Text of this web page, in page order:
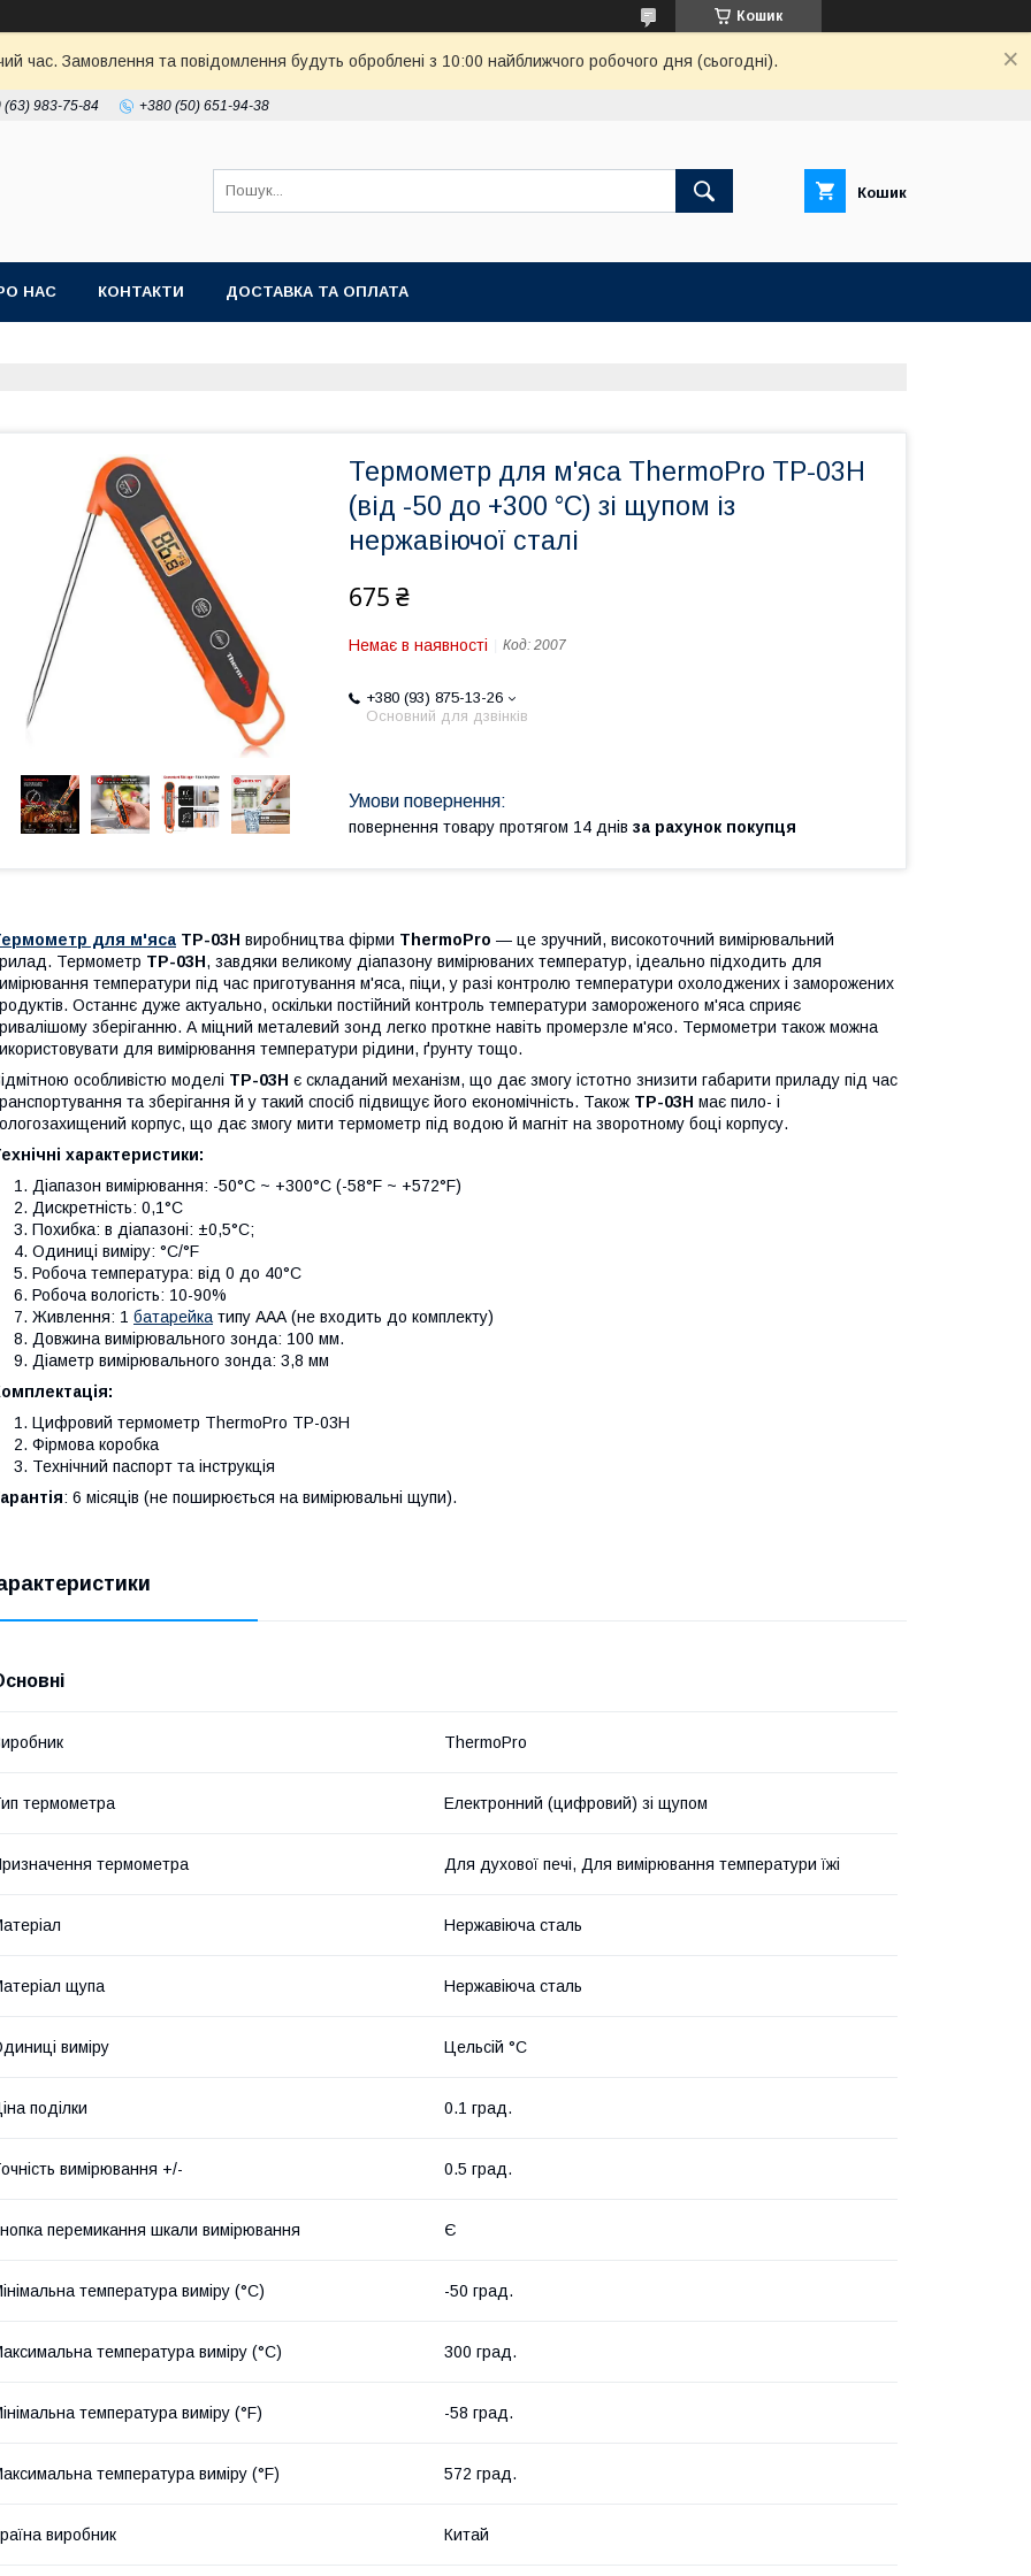
Кошик
час. Замовлення та повідомлення будуть оброблені з 10:00 найближчого робочого дня (сьогодні).
(63) 983-75-84 +380 (50) 651-94-38
Кошик
НАС КОНТАКТИ ДОСТАВКА ТА ОПЛАТА
Термометр для м'яса ThermoPro TP-03H
(від -50 до +300 °C) зі щупом із
нержавіючої сталі
675 ₴
Немає в наявності Код: 2007
+380 (93) 875-13-26
Основний для дзвінків
повернення товару протягом 14 днів за рахунок покупця
для м'яса TP-03H виробництва фірми ThermoPro — це зручний, високоточний вимірювальний
Термометр TP-03H, завдяки великому діапазону вимірюваних температур, ідеально підходить для
температури під час приготування м'яса, піци, у разі контролю температури охолоджених і заморожених
Останнє дуже актуально, оскільки постійний контроль температури замороженого м'яса сприяє
зберіганню. А міцний металевий зонд легко проткне навіть промерзле м'ясо. Термометри також можна
для вимірювання температури рідини, ґрунту тощо.
особливістю моделі TP-03H є складаний механізм, що дає змогу істотно знизити габарити приладу під час
та зберігання й у такий спосіб підвищує його економічність. Також TP-03H має пило- і
корпус, що дає змогу мити термометр під водою й магніт на зворотному боці корпусу.
характеристики:
Діапазон вимірювання: -50°С ~ +300°С (-58°F ~ +572°F)
Дискретність: 0,1°С
Похибка: в діапазоні: ±0,5°С;
Одиниці виміру: °С/°F
Робоча температура: від 0 до 40°С
Робоча вологість: 10-90%
Живлення: 1 батарейкатипу ААА (не входить до комплекту)
Довжина вимірювального зонда: 100 мм.
Діаметр вимірювального зонда: 3,8 мм
Цифровий термометр ThermoPro TP-03H
Фірмова коробка
Технічний паспорт та інструкція
: 6 місяців (не поширюється на вимірювальні щупи).
ThermoPro
термометра Електронний (цифровий) зі щупом
термометра Для духової печі, Для вимірювання температури їжі
Нержавіюча сталь
щупа Нержавіюча сталь
виміру Цельсій °C
поділки 0.1 град.
вимірювання +/- 0.5 град.
перемикання шкали вимірювання Є
температура виміру (°C) -50 град.
температура виміру (°C) 300 град.
температура виміру (°F) -58 град.
температура виміру (°F) 572 град.
виробник Китай